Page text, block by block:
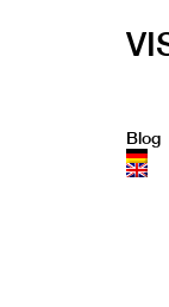
Blog